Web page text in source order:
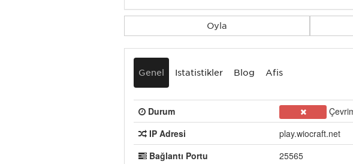
Oyla
Genel İstatistikler Blog Afiş
Durum
IP Adresi
play.wiocraft.net
Bağlantı Portu
25565